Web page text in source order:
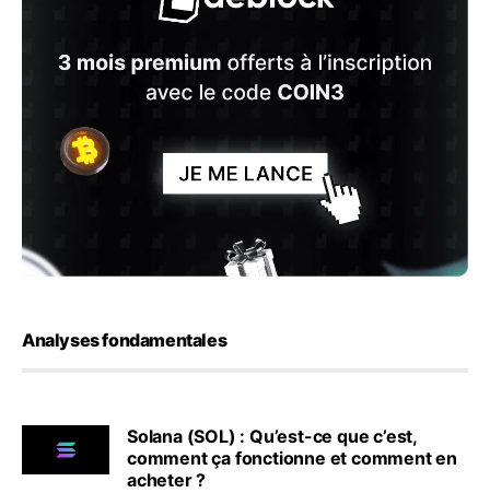
Analyses fondamentales
Solana (SOL) : Qu’est-ce que c’est,
comment ça fonctionne et comment en
acheter ?